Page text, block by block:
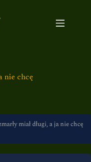
nie chcę
miał długi, a ja nie chcę